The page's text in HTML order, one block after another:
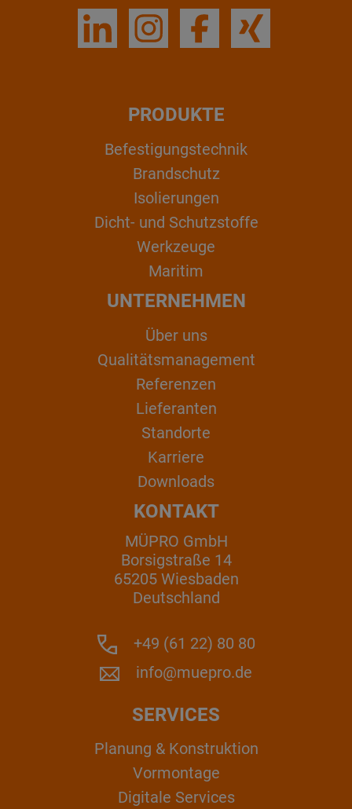
PRODUKTE
Befestigungstechnik
Brandschutz
Isolierungen
Dicht- und Schutzstoffe
Werkzeuge
Maritim
UNTERNEHMEN
Über uns
Qualitätsmanagement
Referenzen
Lieferanten
Standorte
Karriere
Downloads
KONTAKT
MÜPRO GmbH
Borsigstraße 14
65205 Wiesbaden
Deutschland
+49 (61 22) 80 80
info@muepro.de
SERVICES
Planung & Konstruktion
Vormontage
Digitale Services